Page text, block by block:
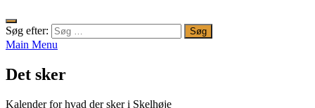
Søg efter:
Main Menu
Det sker
Kalender for hvad der sker i Skelhøje